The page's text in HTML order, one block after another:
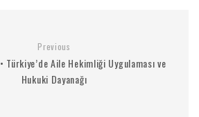
Previous
Türkiye’de Aile Hekimliği Uygulaması ve
Hukuki Dayanağı